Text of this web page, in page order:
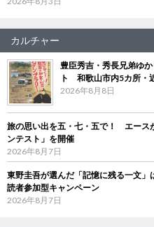
カルチャー
豊臣秀吉・秀長兄弟ゆ
ト 和歌山市内5カ所・
2026年8月8日
旅の思い出を五・七・五で！ エース
ンテスト」を開催
2026年8月7日
東野圭吾が選んだ「記憶に残る一文
読者参加型キャンペーン
2026年8月7日